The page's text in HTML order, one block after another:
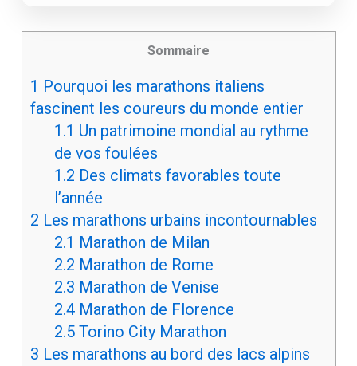
Sommaire
1 Pourquoi les marathons italiens
fascinent les coureurs du monde entier
1.1 Un patrimoine mondial au rythme
de vos foulées
1.2 Des climats favorables toute
l’année
2 Les marathons urbains incontournables
2.1 Marathon de Milan
2.2 Marathon de Rome
2.3 Marathon de Venise
2.4Marathon de Florence
2.5Torino City Marathon
3 Les marathons au bord des lacs alpins